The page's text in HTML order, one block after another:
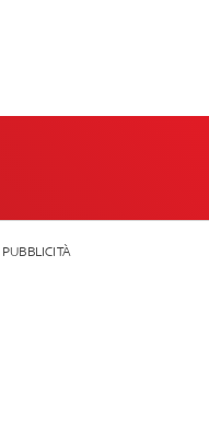
PUBBLICITÀ